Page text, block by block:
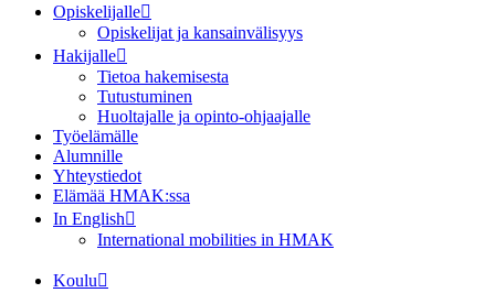
Opiskelijalle
Opiskelijat ja kansainvälisyys
Hakijalle
Tietoa hakemisesta
Tutustuminen
Huoltajalle ja opinto-ohjaajalle
Työelämälle
Alumnille
Yhteystiedot
Elämää HMAK:ssa
In English
International mobilities in HMAK
Koulu